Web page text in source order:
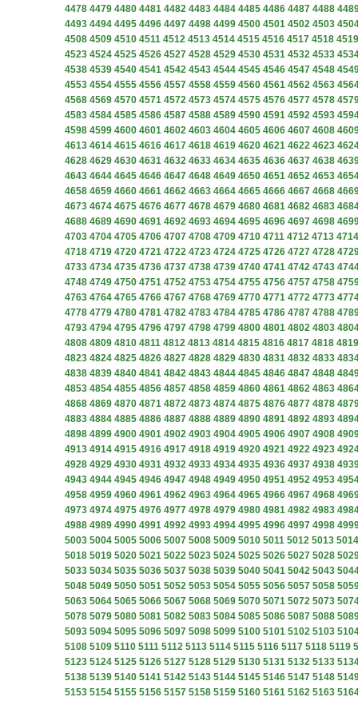
4478 4479 4480 4481 4482 4483 4484 4485 4486 4487 4488
4493 4494 4495 4496 4497 4498 4499 4500 4501 4502 4503
4508 4509 4510 4511 4512 4513 4514 4515 4516 4517 4518 4519
4523 4524 4525 4526 4527 4528 4529 4530 4531 4532 4533
4538 4539 4540 4541 4542 4543 4544 4545 4546 4547 4548
4553 4554 4555 4556 4557 4558 4559 4560 4561 4562 4563
4568 4569 4570 4571 4572 4573 4574 4575 4576 4577 4578
4583 4584 4585 4586 4587 4588 4589 4590 4591 4592 4593
4598 4599 4600 4601 4602 4603 4604 4605 4606 4607 4608
4613 4614 4615 4616 4617 4618 4619 4620 4621 4622 4623
4628 4629 4630 4631 4632 4633 4634 4635 4636 4637 4638
4643 4644 4645 4646 4647 4648 4649 4650 4651 4652 4653
4658 4659 4660 4661 4662 4663 4664 4665 4666 4667 4668
4673 4674 4675 4676 4677 4678 4679 4680 4681 4682 4683
4688 4689 4690 4691 4692 4693 4694 4695 4696 4697 4698
4703 4704 4705 4706 4707 4708 4709 4710 4711 4712 4713 4714
4718 4719 4720 4721 4722 4723 4724 4725 4726 4727 4728
4733 4734 4735 4736 4737 4738 4739 4740 4741 4742 4743
4748 4749 4750 4751 4752 4753 4754 4755 4756 4757 4758
4763 4764 4765 4766 4767 4768 4769 4770 4771 4772 4773
4778 4779 4780 4781 4782 4783 4784 4785 4786 4787 4788
4793 4794 4795 4796 4797 4798 4799 4800 4801 4802 4803
4808 4809 4810 4811 4812 4813 4814 4815 4816 4817 4818 4819
4823 4824 4825 4826 4827 4828 4829 4830 4831 4832 4833
4838 4839 4840 4841 4842 4843 4844 4845 4846 4847 4848
4853 4854 4855 4856 4857 4858 4859 4860 4861 4862 4863
4868 4869 4870 4871 4872 4873 4874 4875 4876 4877 4878
4883 4884 4885 4886 4887 4888 4889 4890 4891 4892 4893
4898 4899 4900 4901 4902 4903 4904 4905 4906 4907 4908
4913 4914 4915 4916 4917 4918 4919 4920 4921 4922 4923
4928 4929 4930 4931 4932 4933 4934 4935 4936 4937 4938
4943 4944 4945 4946 4947 4948 4949 4950 4951 4952 4953
4958 4959 4960 4961 4962 4963 4964 4965 4966 4967 4968
4973 4974 4975 4976 4977 4978 4979 4980 4981 4982 4983
4988 4989 4990 4991 4992 4993 4994 4995 4996 4997 4998
5003 5004 5005 5006 5007 5008 5009 5010 5011 5012 5013 5014
5018 5019 5020 5021 5022 5023 5024 5025 5026 5027 5028
5033 5034 5035 5036 5037 5038 5039 5040 5041 5042 5043
5048 5049 5050 5051 5052 5053 5054 5055 5056 5057 5058
5063 5064 5065 5066 5067 5068 5069 5070 5071 5072 5073
5078 5079 5080 5081 5082 5083 5084 5085 5086 5087 5088
5093 5094 5095 5096 5097 5098 5099 5100 5101 5102 5103
5108 5109 5110 5111 5112 5113 5114 5115 5116 5117 5118 5119
5123 5124 5125 5126 5127 5128 5129 5130 5131 5132 5133
5138 5139 5140 5141 5142 5143 5144 5145 5146 5147 5148
5153 5154 5155 5156 5157 5158 5159 5160 5161 5162 5163